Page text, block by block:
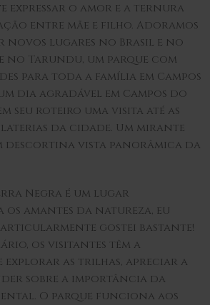
expressar o amor e a ternura
entre mãe e filho. Adoramos
novos lugares no Brasil e no
no Tarundu, um parque com
para toda a família em Campos
dia agradável em Campos do
seu roteiro uma visita até as
da cidade. Um mirante
descortina vista panorâmica da
Negra é um lugar
amantes da natureza, eu
gostei bastante!
os visitantes têm a
as trilhas, apreciar a
sobre a importância da
O parque funciona aos